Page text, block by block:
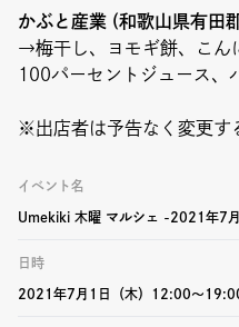
Copyright (C) GRAND FRONT
かぶと産業 (和歌山県有田
→梅干し、ヨモギ餅、こん
100パーセントジュース、
※出店者は予告なく変更す
イベント名
Umekiki 木曜 マルシェ -2021年7
日時
2021年7月1日（木）12:00〜